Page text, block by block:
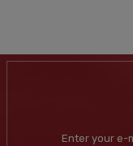
Enter your e-